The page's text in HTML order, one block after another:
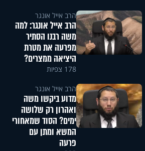
הרב אייל אונגר
הרב אייל אונגר: למה
משה רבנו הסתיר
מפרעה את מטרת
היציאה ממצרים?
178 צפיות
הרב אייל אונגר
מדוע ביקשו משה
ואהרון רק שלושה
ימים? הסוד שמאחורי
המשא ומתן עם
פרעה